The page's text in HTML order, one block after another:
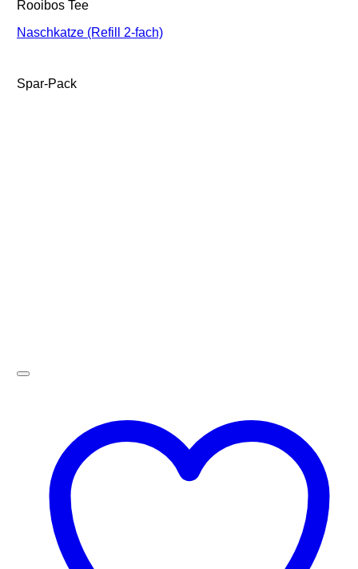
Rooibos Tee
Naschkatze (Refill 2-fach)
Spar-Pack